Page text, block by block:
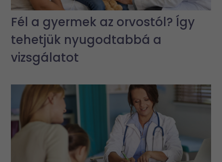
Fél a gyermek az orvostól? Így
tehetjük nyugodtabbá a
vizsgálatot